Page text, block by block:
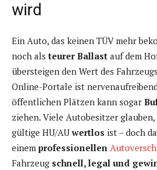
wird
Ein Auto, das keinen TÜV mehr
noch alsteurer Ballast auf dem
übersteigen den Wert des
Online-Portale ist
öffentlichen Plätzen kann sogar
ziehen. Viele Autobesitzer glauben,
gültige HU/AUwertlos ist – doch
einem professionellen
Fahrzeug schnell, legal und